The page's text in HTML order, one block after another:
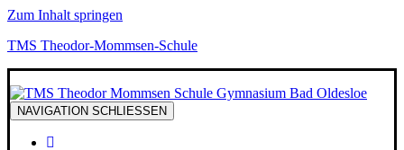
Zum Inhalt springen
TMS Theodor-Mommsen-Schule
NAVIGATION SCHLIESSEN